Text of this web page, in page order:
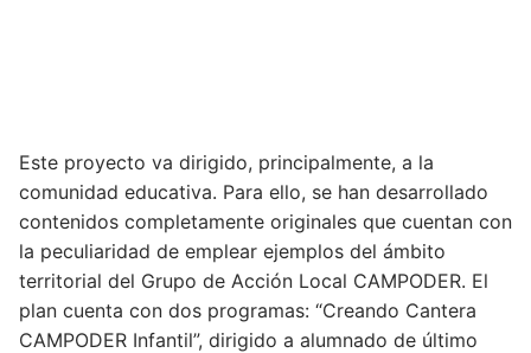
Este proyecto va dirigido, principalmente, a la
comunidad educativa. Para ello, se han desarrollado
contenidos completamente originales que cuentan con
la peculiaridad de emplear ejemplos del ámbito
territorial del Grupo de Acción Local CAMPODER. El
plan cuenta con dos programas: “Creando Cantera
CAMPODER Infantil”, dirigido a alumnado de último